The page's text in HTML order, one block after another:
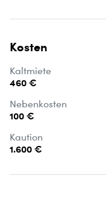
Kosten
Kaltmiete
460 €
Nebenkosten
100 €
Kaution
1.600 €